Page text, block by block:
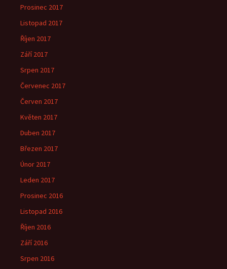
Prosinec 2017
Listopad 2017
Říjen 2017
Září 2017
Srpen 2017
Červenec 2017
Červen 2017
Květen 2017
Duben 2017
Březen 2017
Únor 2017
Leden 2017
Prosinec 2016
Listopad 2016
Říjen 2016
Září 2016
Srpen 2016